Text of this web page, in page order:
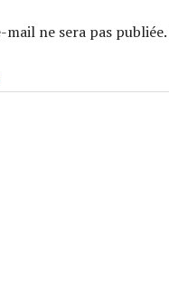
mail ne sera pas publiée.